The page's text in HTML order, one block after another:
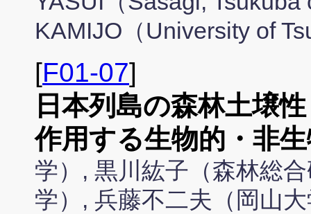
KAMIJO（University of
[F01-07]
日本列島の森林土壌
作用する生物的・非
学）, 黒川紘子（森林総
学）, 兵藤不二夫（岡山